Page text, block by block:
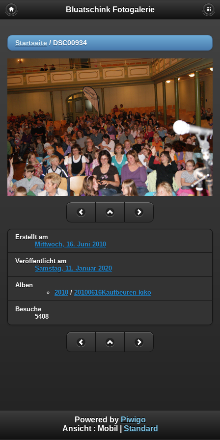
Bluatschink Fotogalerie
Startseite / DSC00934
Erstellt am
Mittwoch, 16. Juni 2010
Veröffentlicht am
Samstag, 11. Januar 2020
Alben
2010 / 20100616Kaufbeuren kiko
Besuche
5408
Powered by Piwigo
Ansicht : Mobil Standard